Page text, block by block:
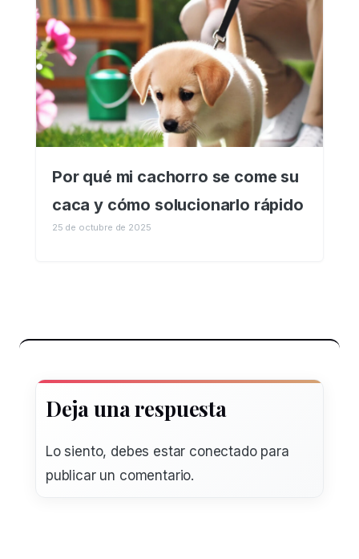
Por qué mi cachorro se come su
caca y cómo solucionarlo rápido
25 de octubre de 2025
Deja una respuesta
Lo siento, debes estar conectadopara
publicar un comentario.